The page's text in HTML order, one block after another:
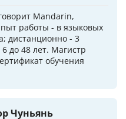
Mandarin,
работы - в языковых
дистанционно - 3
до 48 лет. Магистр
обучения
Чуньянь